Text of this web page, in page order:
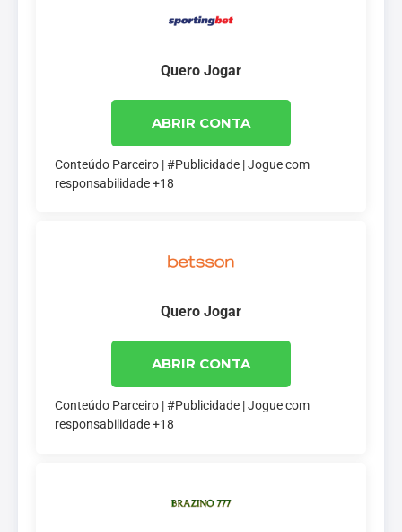
Quero Jogar
ABRIR CONTA
Conteúdo Parceiro | #Publicidade | Jogue com
responsabilidade +18
Quero Jogar
ABRIR CONTA
Conteúdo Parceiro | #Publicidade | Jogue com
responsabilidade +18